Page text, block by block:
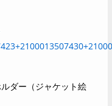
ダー（ジャケット絵